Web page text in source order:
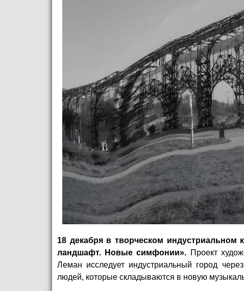
18 декабря в творческом индустриальном
ландшафт. Новые симфонии».
Проект
Леман исследует индустриальный город
людей, которые складываются в новую